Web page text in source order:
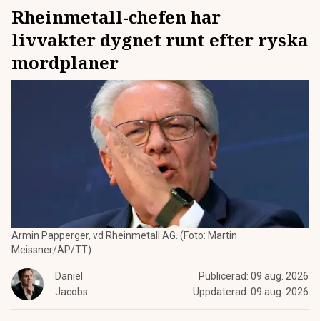
Rheinmetall-chefen har
livvakter dygnet runt efter ryska
mordplaner
Armin Papperger, vd Rheinmetall AG. (Foto: Martin
Meissner/AP/TT)
Daniel
Jacobs
Publicerad: 09 aug. 2026
Uppdaterad: 09 aug. 2026